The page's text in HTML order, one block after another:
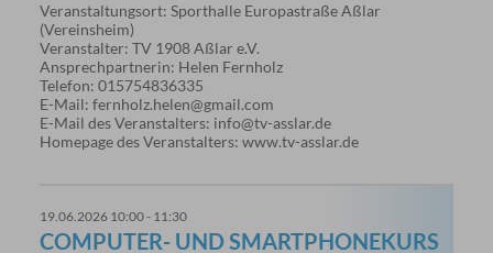
Veranstaltungsort: Sporthalle Europastraße Aßlar
(Vereinsheim)
Veranstalter: TV 1908 Aßlar e.V.
Ansprechpartnerin: Helen Fernholz
Telefon: 015754836335
E-Mail: fernholz.helen@gmail.com
E-Mail des Veranstalters: info@tv-asslar.de
Homepage des Veranstalters: www.tv-asslar.de
19.06.2026 10:00 - 11:30
COMPUTER- UND SMARTPHONEKURS